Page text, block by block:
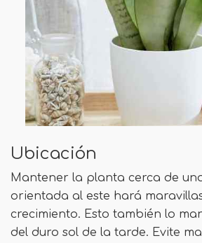
Ubicación
Mantener la planta cerca de
orientada al este hará
crecimiento. Esto también lo
del duro sol de la tarde. Evite